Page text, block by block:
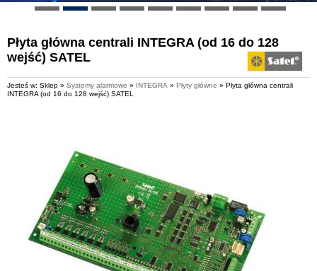
Płyta główna centrali INTEGRA (od 16 do 128
wejść) SATEL
Jesteś w: Sklep » Systemy alarmowe » INTEGRA » Płyty główne » Płyta główna centrali
INTEGRA (od 16 do 128 wejść) SATEL